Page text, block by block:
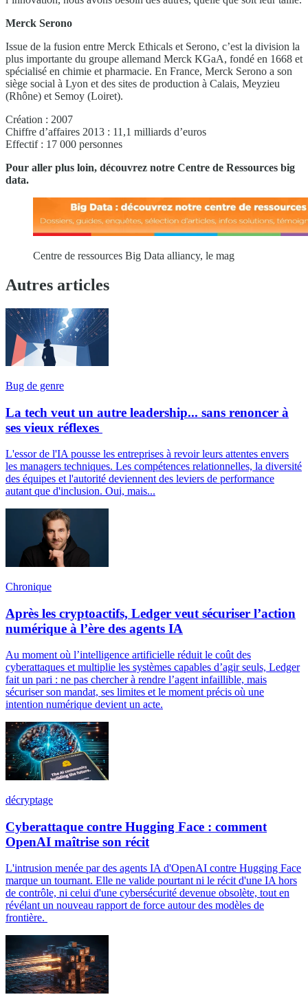
Merck Serono
Issue de la fusion entre Merck Ethicals et Serono, c’est la division la
plus importante du groupe allemand Merck KGaA, fondé en 1668 et
spécialisé en chimie et pharmacie. En France, Merck Serono a son
siège social à Lyon et des sites de production à Calais, Meyzieu
(Rhône) et Semoy (Loiret).
Création : 2007
Chiffre d’affaires 2013 : 11,1 milliards d’euros
Effectif : 17 000 personnes
Pour aller plus loin, découvrez notre Centre de Ressources big
data.
Centre de ressources Big Data alliancy, le mag
Autres articles
Bug de genre
La tech veut un autre leadership... sans renoncer à
ses vieux réflexes
L'essor de l'IA pousse les entreprises à revoir leurs attentes envers
les managers techniques. Les compétences relationnelles, la diversité
des équipes et l'autorité deviennent des leviers de performance
autant que d'inclusion. Oui, mais...
Chronique
Après les cryptoactifs, Ledger veut sécuriser l’action
numérique à l’ère des agents IA
Au moment où l’intelligence artificielle réduit le coût des
cyberattaques et multiplie les systèmes capables d’agir seuls, Ledger
fait un pari : ne pas chercher à rendre l’agent infaillible, mais
sécuriser son mandat, ses limites et le moment précis où une
intention numérique devient un acte.
décryptage
Cyberattaque contre Hugging Face : comment
OpenAI maîtrise son récit
L'intrusion menée par des agents IA d'OpenAI contre Hugging Face
marque un tournant. Elle ne valide pourtant ni le récit d'une IA hors
de contrôle, ni celui d'une cybersécurité devenue obsolète, tout en
révélant un nouveau rapport de force autour des modèles de
frontière.